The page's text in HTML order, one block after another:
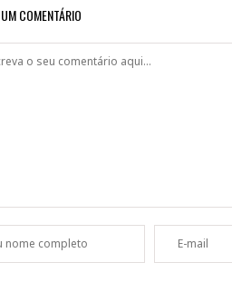
COMENTÁRIO